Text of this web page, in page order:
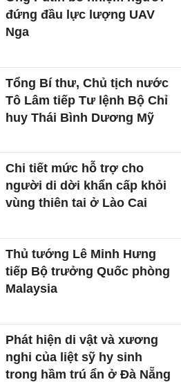
đứng đầu lực lượng UAV
Nga
Tổng Bí thư, Chủ tịch nước
Tô Lâm tiếp Tư lệnh Bộ Chỉ
huy Thái Bình Dương Mỹ
Chi tiết mức hỗ trợ cho
người di dời khẩn cấp khỏi
vùng thiên tai ở Lào Cai
Thủ tướng Lê Minh Hưng
tiếp Bộ trưởng Quốc phòng
Malaysia
Phát hiện di vật và xương
nghi của liệt sỹ hy sinh
trong hầm trú ẩn ở Đà Nẵng